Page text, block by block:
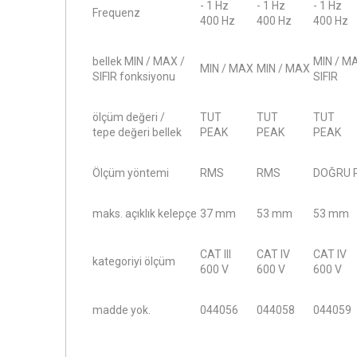
Frequenz
- 1 Hz
400 Hz
- 1 Hz
400 Hz
- 1 Hz
400 Hz
bellek MIN / MAX /
SIFIR fonksiyonu
MIN / MAX MIN / MAX
MIN /
SIFIR
ölçüm değeri /
tepe değeri bellek
TUT
PEAK
TUT
PEAK
TUT
PEAK
Ölçüm yöntemi RMS RMS DOĞRU
maks. açıklık kelepçe 37 mm 53 mm 53 mm
kategoriyi ölçüm
CAT III
600 V
CAT IV
600 V
CAT IV
600 V
madde yok. 044056 044058 044059